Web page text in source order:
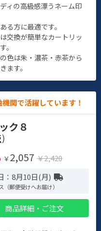
ィの高級感漂うネーム印
る方に最適です。
交換が簡単なカートリッ
。
色は朱・濃茶・赤茶から
ます。
関で活躍しています！
ク８
)
￥ 2,057 ￥2,420
：8月10日(月)
（郵便受けへお届け）
商品詳細・ご注文